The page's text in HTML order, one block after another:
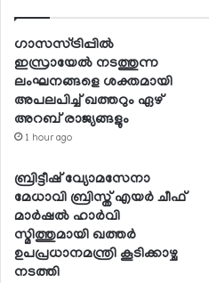
ഗാസസ്ട്രിപ്പില്‍
ഇസ്രായേല്‍ നടത്തുന്ന
ലംഘനങ്ങളെ ശക്തമായി
അപലപിച്ച് ഖത്തറും ഏഴ്
അറബ് രാജ്യങ്ങളും
1 hour ago
ബ്രിട്ടീഷ് വ്യോമസേനാ
മേധാവി ബ്രിസ്ത് എയര്‍ ചീഫ്
മാര്‍ഷല്‍ ഹാര്‍വി
സ്മിത്തുമായി ഖത്തര്‍
ഉപപ്രധാനമന്ത്രി കൂടിക്കാഴ്ച
നടത്തി